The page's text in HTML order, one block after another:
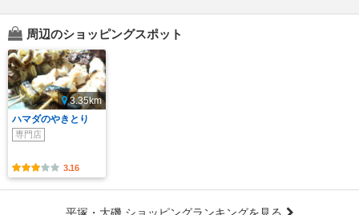
周辺のショッピングスポット
3.35km
ハマダのやきとり
専門店
3.16
平塚・大磯 ショッピングランキングを見る